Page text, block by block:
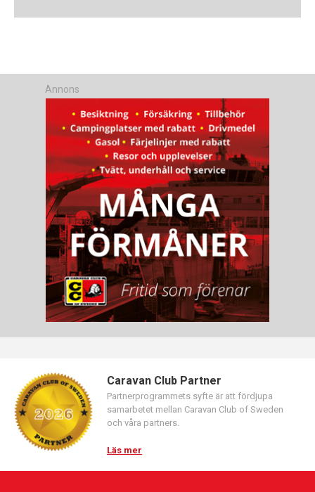
Annons
Caravan Club Partner
Partnerprogrammets syfte är att fördjupa
samarbetet mellan Caravan Club of Sweden
och våra partners.
Läs mer